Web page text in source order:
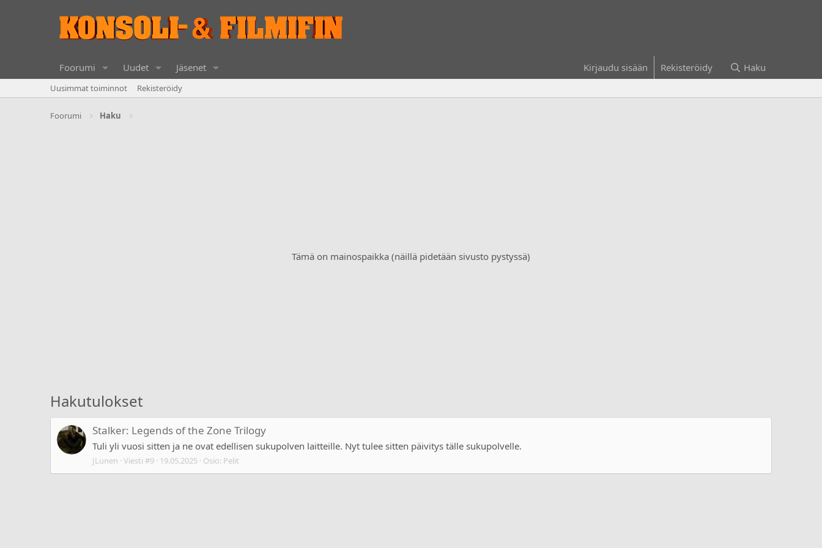
Foorumi Uudet Jäsenet Kirjaudu sisään Rekisteröidy Haku
Uusimmat toiminnot Rekisteröidy
Foorumi Haku
Tämä on mainospaikka (näillä pidetään sivusto pystyssä)
Hakutulokset
Stalker: Legends of the Zone Trilogy
Tuli yli vuosi sitten ja ne ovat edellisen sukupolven laitteille. Nyt tulee sitten päivitys tälle sukupolvelle.
JLunen Viesti #9 19.05.2025 Osio: Pelit